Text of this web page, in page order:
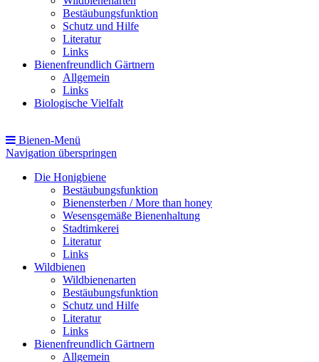
Bestäubungsfunktion
Schutz und Hilfe
Literatur
Links
Bienenfreundlich Gärtnern
Allgemein
Links
Biologische Vielfalt
Bienen-Menü
Navigation überspringen
Die Honigbiene
Bestäubungsfunktion
Bienensterben / More than honey
Wesensgemäße Bienenhaltung
Stadtimkerei
Literatur
Links
Wildbienen
Wildbienenarten
Bestäubungsfunktion
Schutz und Hilfe
Literatur
Links
Bienenfreundlich Gärtnern
Allgemein